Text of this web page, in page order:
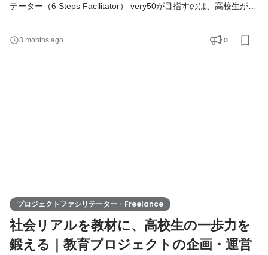
テーター（6 Steps Facilitator） very50が目指すのは、高校生が本
で社会に価値を生むために取り組んでいる姿、社会で起きている
様々な不合理に立ち向かう社会起業家の姿を高校生に見せること
3 months ago 0
プロジェクトファシリテーター・Freelance
社会リアルを教材に、高校生の一歩力を
鍛える｜教育プロジェクトの企画・運営